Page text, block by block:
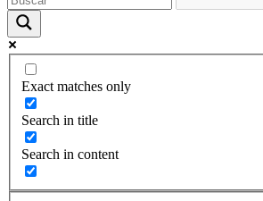
Exact matches only
Search in title
Search in content